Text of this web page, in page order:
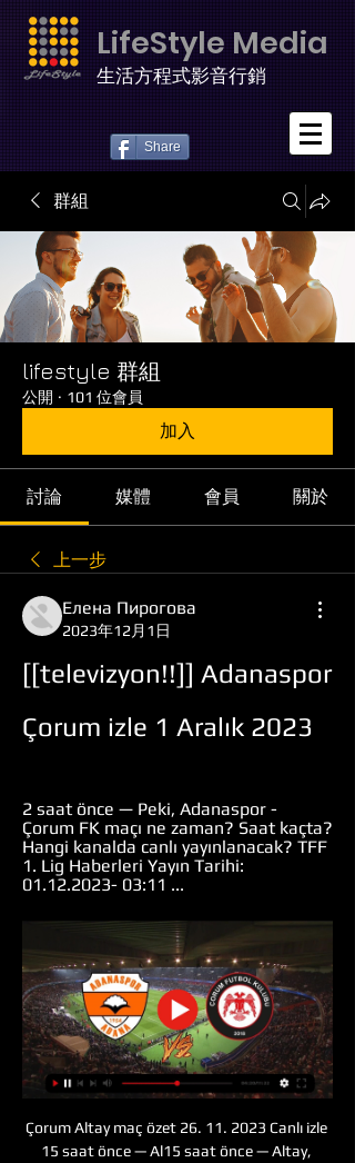
LifeStyle Media
生活方程式影音行銷
Share
群組
lifestyle 群組
公開 · 101 位會員
加入
討論 媒體 會員 關於
上一步
Елена Пирогова
2023年12月1日
[[televizyon!!]] Adanaspor
Çorum izle 1 Aralık 2023
2 saat önce — Peki, Adanaspor -
Çorum FK maçı ne zaman? Saat kaçta?
Hangi kanalda canlı yayınlanacak? TFF
1. Lig Haberleri Yayın Tarihi:
01.12.2023- 03:11 ...
Çorum Altay maç özet 26. 11. 2023 Canlı izle
15 saat önce — Al15 saat önce — Altay,